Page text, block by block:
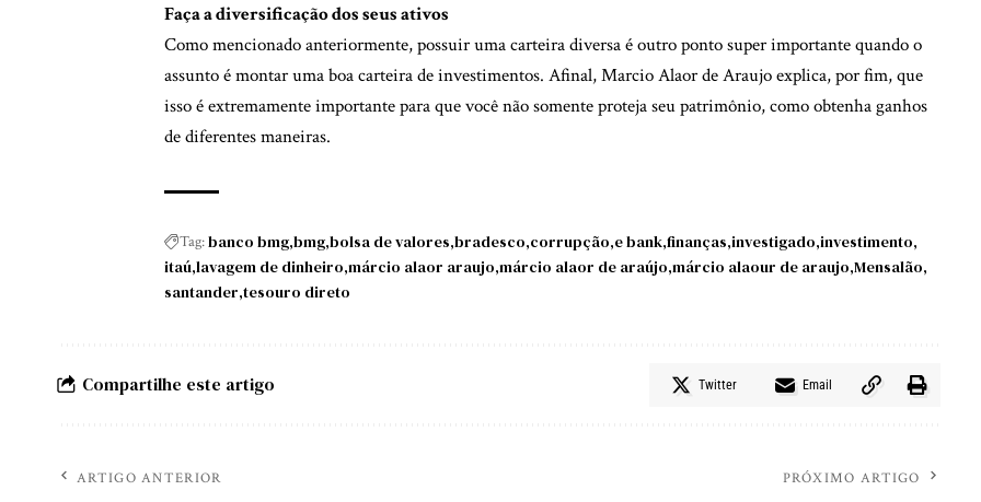
Faça a diversificação dos seus ativos
Como mencionado anteriormente, possuir uma carteira diversa é outro ponto super importante quando o
assunto é montar uma boa carteira de investimentos. Afinal, Marcio Alaor de Araujo explica, por fim, que
isso é extremamente importante para que você não somente proteja seu patrimônio, como obtenha ganhos
de diferentes maneiras.
Tag:banco bmg bmg bolsa de valores bradesco corrupção e bank finanças investigado investimento
itaú lavagem de dinheiro márcio alaor araujo márcio alaor de araújo márcio alaour de araujo Mensalão
santander tesouro direto
Compartilhe este artigo Twitter Email
ARTIGO ANTERIOR PRÓXIMO ARTIGO